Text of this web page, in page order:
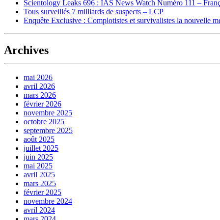
Scientology Leaks 696 : IAS News Watch Numéro 111 –
Tous surveillés 7 milliards de suspects – LCP
Enquête Exclusive : Complotistes et survivalistes la nouvelle
Archives
mai 2026
avril 2026
mars 2026
février 2026
novembre 2025
octobre 2025
septembre 2025
août 2025
juillet 2025
juin 2025
mai 2025
avril 2025
mars 2025
février 2025
novembre 2024
avril 2024